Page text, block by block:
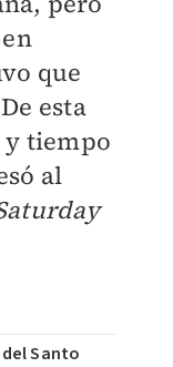
que
esta
y tiempo
al
Santo